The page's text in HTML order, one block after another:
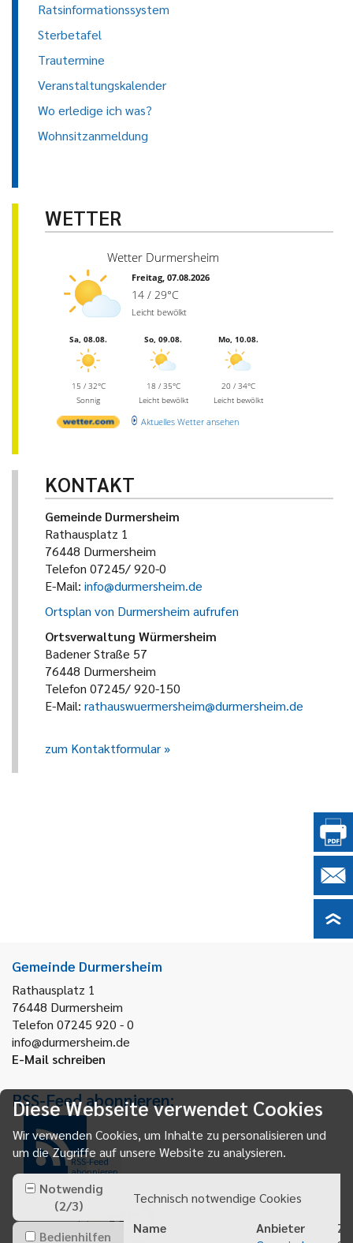
Ratsinformationssystem
Sterbetafel
Trautermine
Veranstaltungskalender
Wo erledige ich was?
Wohnsitzanmeldung
WETTER
Wetter Durmersheim
Freitag, 07.08.2026
14 / 29°C
Leicht bewölkt
Sa, 08.08.
15 / 32°C
Sonnig
So, 09.08.
18 / 35°C
Leicht bewölkt
Mo, 10.08.
20 / 34°C
Leicht bewölkt
Aktuelles Wetter ansehen
KONTAKT
Gemeinde Durmersheim
Rathausplatz 1
76448 Durmersheim
Telefon 07245/ 920-0
E-Mail: info@durmersheim.de
Ortsplan von Durmersheim aufrufen
Ortsverwaltung Würmersheim
Badener Straße 57
76448 Durmersheim
Telefon 07245/ 920-150
E-Mail: rathauswuermersheim@durmersheim.de
zum Kontaktformular
Gemeinde Durmersheim
Rathausplatz 1
76448 Durmersheim
Telefon 07245 920 - 0
info@durmersheim.de
E-Mail schreiben
RSS-Feed abonnieren:
RSS-Feed
abonnieren
Diese Webseite verwendet Cookies
Wir verwenden Cookies, um Inhalte zu personalisieren und
um die Zugriffe auf unsere Website zu analysieren.
Notwendig
(2/3)
Bedienhilfen
Technisch notwendige Cookies
Name
Anbieter